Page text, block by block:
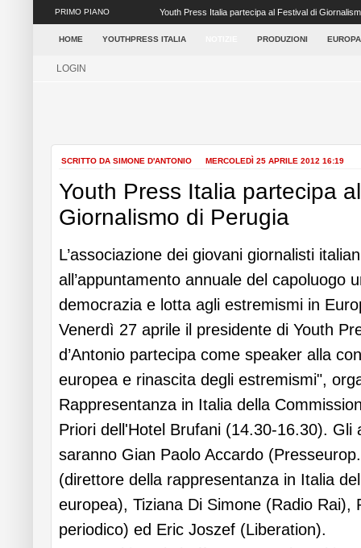
PRIMO PIANO Youth Press Italia partecipa al Festival di
capolu...
HOME YOUTHPRESS ITALIA PRODUZIONI
LOGIN
SCRITTO DA SIMONE D'ANTONIO MERCOLEDÌ 25 APRILE 2012 16:19
Youth Press Italia partecipa
Giornalismo di Perugia
L’associazione dei giovani giornalisti
all’appuntamento annuale del capoluogo
democrazia e lotta agli estremismi in
Venerdì 27 aprile il presidente di Youth
d’Antonio partecipa come speaker alla
europea e rinascita degli estremismi",
Rappresentanza in Italia della
Priori dell'Hotel Brufani (14.30-16.30). Gli
saranno Gian Paolo Accardo
(direttore della rappresentanza in Italia
europea), Tiziana Di Simone (Radio Rai),
periodico) ed Eric Joszef (Liberation).